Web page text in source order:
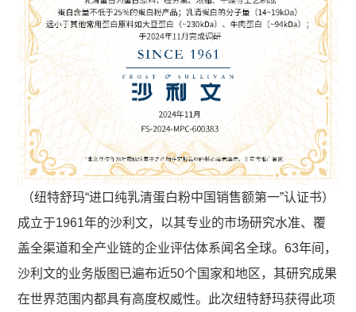
（纽特舒玛“进口纯乳清蛋白粉中国销售额第一”认证书）
成立于1961年的沙利文，以其专业的市场研究水准、覆
盖全渠道和全产业链的企业评估体系闻名全球。63年间，
沙利文的业务版图已遍布近50个国家和地区，其研究成果
在世界范围内都具有高度权威性。此次纽特舒玛获得此项